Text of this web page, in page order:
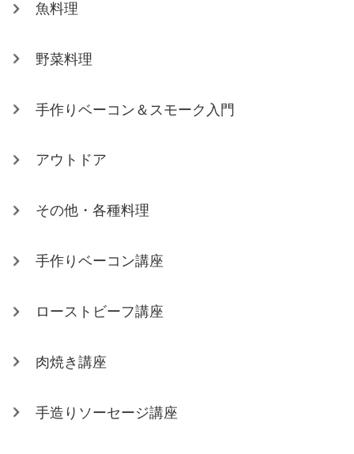
魚料理
野菜料理
手作りベーコン＆スモーク入門
アウトドア
その他・各種料理
手作りベーコン講座
ローストビーフ講座
肉焼き講座
手造りソーセージ講座